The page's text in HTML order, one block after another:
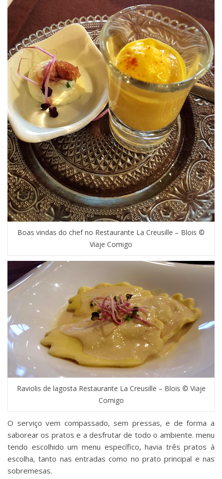
Boas vindas do chef no Restaurante La Creusille – Blois ©
Viaje Comigo
Raviolis de lagosta Restaurante La Creusille – Blois © Viaje
Comigo
O serviço vem compassado, sem pressas, e de forma a
saborear os pratos e a desfrutar de todo o ambiente. menu
tendo escolhido um menu específico, havia três pratos à
escolha, tanto nas entradas como no prato principal e nas
sobremesas.